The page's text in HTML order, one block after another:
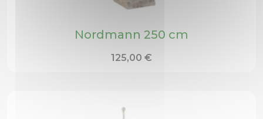
Nordmann 250 cm
125,00 €